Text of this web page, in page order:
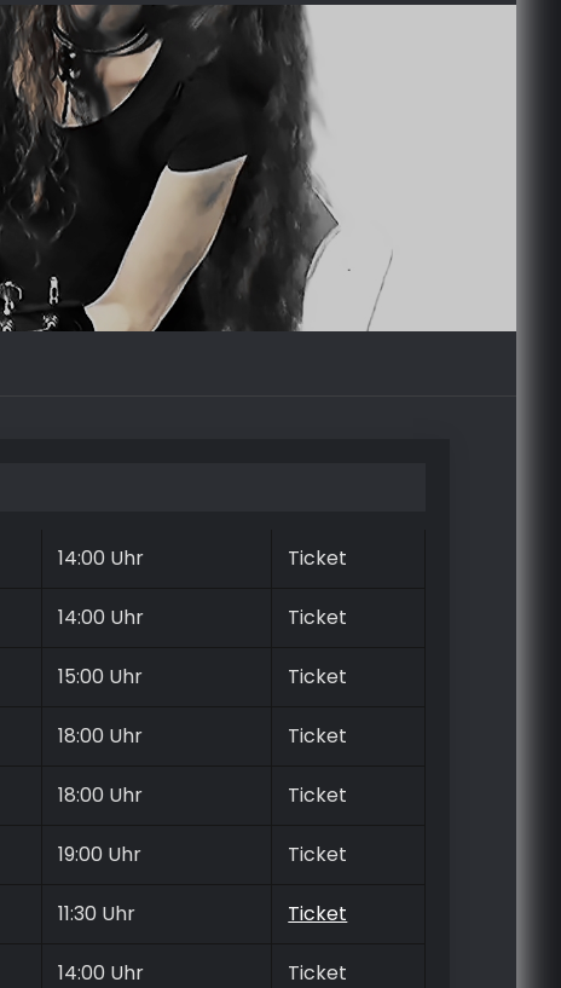
14:00 Uhr Ticket
14:00 Uhr Ticket
15:00 Uhr Ticket
18:00 Uhr Ticket
18:00 Uhr Ticket
19:00 Uhr Ticket
11:30 Uhr Ticket
14:00 Uhr Ticket